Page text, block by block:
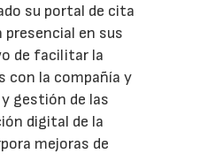
su portal de cita
presencial en sus
de facilitar la
con la compañía y
gestión de las
digital de la
mejoras de